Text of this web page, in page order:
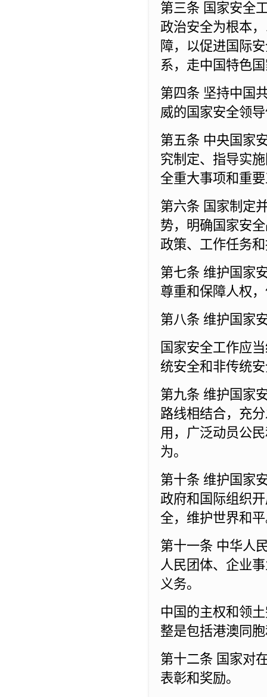
第三条 国家安全
政治安全为根本
障，以促进国际
系，走中国特色
第四条 坚持中国
威的国家安全领
第五条 中央国家
究制定、指导实
全重大事项和重
第六条 国家制定
势，明确国家安
政策、工作任务
第七条 维护国家
尊重和保障人权
第八条 维护国家
国家安全工作应
统安全和非传统
第九条 维护国家
路线相结合，充
用，广泛动员公
为。
第十条 维护国家
政府和国际组织
全，维护世界和
第十一条 中华人
人民团体、企业
义务。
中国的主权和领
整是包括港澳同
第十二条 国家对
表彰和奖励。